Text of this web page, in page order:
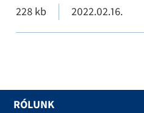
228 kb 2022.02.16.
RÓLUNK